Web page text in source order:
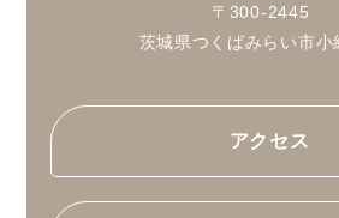
〒300-2445
茨城県つくばみらい市小
アクセス